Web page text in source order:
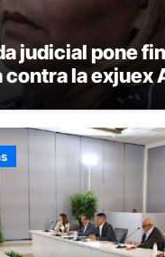
judicial pone
contra la exjuex